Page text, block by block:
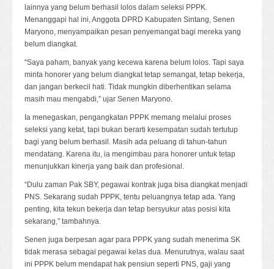
lainnya yang belum berhasil lolos dalam seleksi PPPK.
Menanggapi hal ini, Anggota DPRD Kabupaten Sintang, Senen
Maryono, menyampaikan pesan penyemangat bagi mereka yang
belum diangkat.
“Saya paham, banyak yang kecewa karena belum lolos. Tapi saya
minta honorer yang belum diangkat tetap semangat, tetap bekerja,
dan jangan berkecil hati. Tidak mungkin diberhentikan selama
masih mau mengabdi,” ujar Senen Maryono.
Ia menegaskan, pengangkatan PPPK memang melalui proses
seleksi yang ketat, tapi bukan berarti kesempatan sudah tertutup
bagi yang belum berhasil. Masih ada peluang di tahun-tahun
mendatang. Karena itu, ia mengimbau para honorer untuk tetap
menunjukkan kinerja yang baik dan profesional.
“Dulu zaman Pak SBY, pegawai kontrak juga bisa diangkat menjadi
PNS. Sekarang sudah PPPK, tentu peluangnya tetap ada. Yang
penting, kita tekun bekerja dan tetap bersyukur atas posisi kita
sekarang,” tambahnya.
Senen juga berpesan agar para PPPK yang sudah menerima SK
tidak merasa sebagai pegawai kelas dua. Menurutnya, walau saat
ini PPPK belum mendapat hak pensiun seperti PNS, gaji yang